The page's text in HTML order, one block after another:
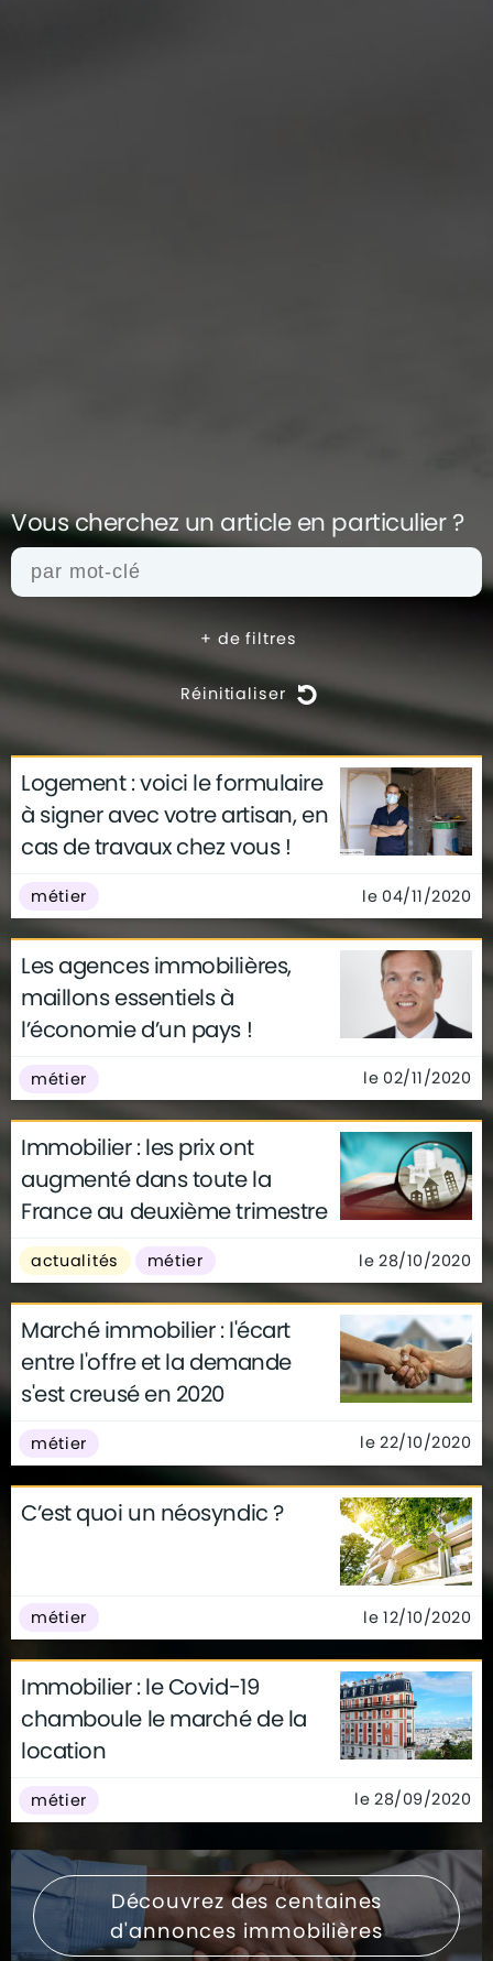
Vous cherchez un article en particulier ?
+ de filtres
Réinitialiser
actualités architecture
archives
conseils
déco finance
gouvernement
infographie
insolite
métier
technologie
Logement : voici le formulaire
à signer avec votre artisan, en
cas de travaux chez vous !
métier le 04/11/2020
Les agences immobilières,
maillons essentiels à
l’économie d’un pays !
métier le 02/11/2020
Immobilier : les prix ont
augmenté dans toute la
France au deuxième trimestre
actualités métier le 28/10/2020
Marché immobilier : l'écart
entre l'offre et la demande
s'est creusé en 2020
métier le 22/10/2020
C’est quoi un néosyndic ?
métier le 12/10/2020
Immobilier : le Covid-19
chamboule le marché de la
location
métier le 28/09/2020
Découvrez des centaines
d'annonces immobilières